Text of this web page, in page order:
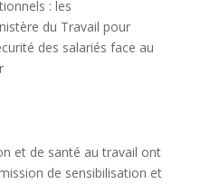
: les
du Travail pour
des salariés face au
et de santé au travail ont
de sensibilisation et